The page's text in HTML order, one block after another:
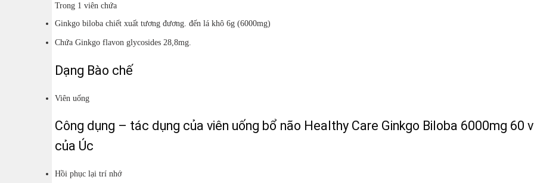
Trong 1 viên chứa
Ginkgo biloba chiết xuất tương đương. đến lá khô 6g (6000mg)
Chứa Ginkgo flavon glycosides 28,8mg.
Dạng Bào chế
Viên uống
Công dụng – tác dụng của viên uống bổ não Healthy Care Ginkgo Biloba 6000mg 60
của Úc
Hồi phục lại trí nhớ